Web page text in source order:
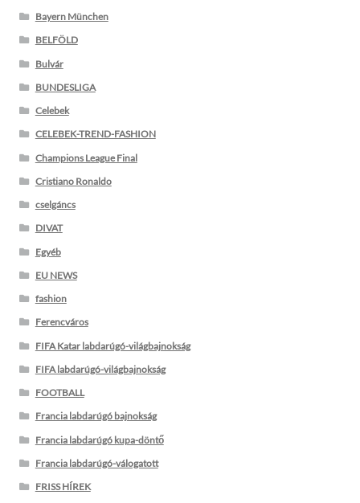
Bayern München
BELFÖLD
Bulvár
BUNDESLIGA
Celebek
CELEBEK-TREND-FASHION
Champions League Final
Cristiano Ronaldo
cselgáncs
DIVAT
Egyéb
EU NEWS
fashion
Ferencváros
FIFA Katar labdarúgó-világbajnokság
FIFA labdarúgó-világbajnokság
FOOTBALL
Francia labdarúgó bajnokság
Francia labdarúgó kupa-döntő
Francia labdarúgó-válogatott
FRISS HÍREK